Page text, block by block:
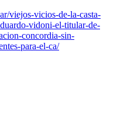
viejos-vicios-de-la-casta-
vidoni-el-titular-de-
concordia-sin-
para-el-ca/